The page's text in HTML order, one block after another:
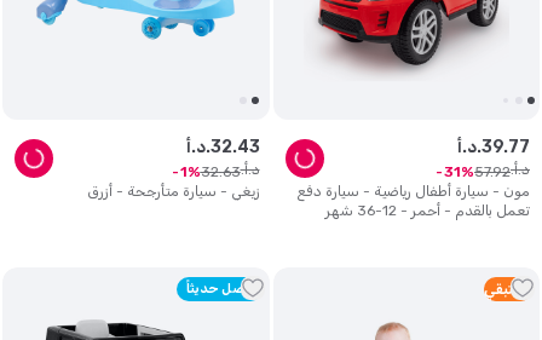
مون - سيارة أطفال رياضية - سيارة دفع
تعمل بالقدم - أحمر - 12-36 شهر
د.أ.39.77
د.أ. 57.92
31
زيغي - سيارة متأرجحة - أزرق
د.أ.32.43
د.أ. 32.63
1
1 متبقي وصل حديثاً